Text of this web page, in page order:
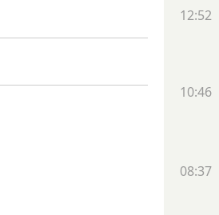
12:52
10:46
08:37